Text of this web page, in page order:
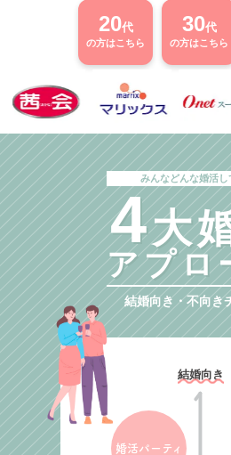
20代
の方はこちら
30代
の方はこちら
みんなどんな婚活し
4大
アプロ
結婚向き・不向き
結婚向き
婚活パーティ